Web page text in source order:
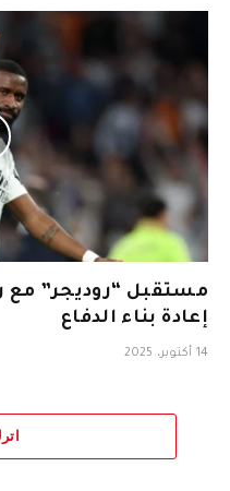
مستقبل “روديجر”
إعادة بناء الدفاع
14 أكتوبر، 2025